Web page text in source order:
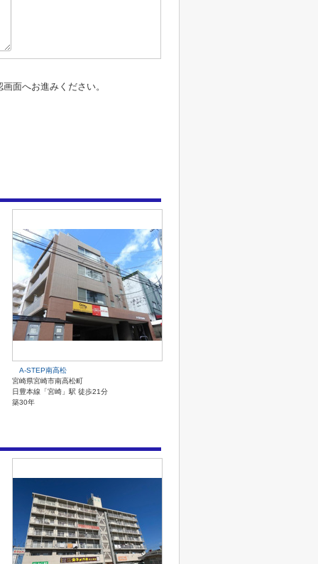
面へお進みください。
A-STEP南高松
宮崎県宮崎市南高松町
日豊本線「宮崎」駅 徒歩21分
築30年